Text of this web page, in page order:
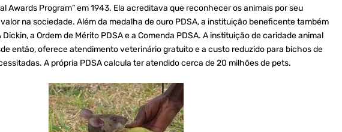
Awards Program” em 1943. Ela acreditava que reconhecer os animais por seu
na sociedade. Além da medalha de ouro PDSA, a instituição beneficente também
a Ordem de Mérito PDSA e a Comenda PDSA. A instituição de caridade animal
então, oferece atendimento veterinário gratuito e a custo reduzido para bichos de
A própria PDSA calcula ter atendido cerca de 20 milhões de pets.